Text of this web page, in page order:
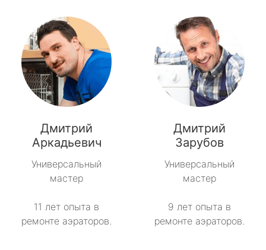
Дмитрий
Аркадьевич
Универсальный
мастер
11 лет опыта в
ремонте аэраторов.
Дмитрий
Зарубов
Универсальный
мастер
9 лет опыта в
ремонте аэраторов.